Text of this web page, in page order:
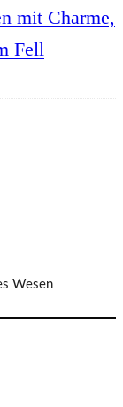
mit Charme,
Fell
Wesen